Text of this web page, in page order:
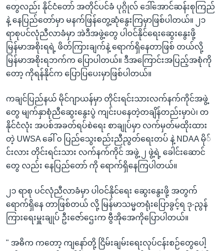
ကျော်
ရန်
တွေလည်း နိုင်ငံတော် အတိုင်ပင်ခံ ပုဂ္ဂိုလ် ဒေါ်အောင်ဆန်းစုကြည်
နဲ့ နေပြည်တော်မှာ မနက်ဖြန်တွေ့ဆုံနွေးကြမှာဖြစ်ပါတယ်။ ၂၁
ရာစုပင်လုံညီလာခံမှာ အဲဒီအဖွဲ့တွေ ပါဝင်နိုင်ရေးဆွေးနွေးဖို့
မြန်မာအစိုးရရဲ့ ဖိတ်ကြားချက်နဲ့ ရောက်ရှိနေတာဖြစ် တယ်လို့
မြန်မာအစိုးရဘက်က ပြောပါတယ်။ ဒီအကြောင်းအပြည့်အစုံကို
တော့ ကိုရန်နိုင်က ပြောပြပေးမှာဖြစ်ပါတယ်။
ကချင်ပြည်နယ် မိုင်ဂျာယန်မှာ တိုင်းရင်းသားလက်နက်ကိုင်အဖွဲ့
တွေ မျက်နှာစုံညီဆွေးနွေးပွဲ ကျင်းပနေတဲ့တချိန်တည်းမှာပဲ၊ တ
နိုင်ငံလုံး အပစ်အခတ်ရပ်စဲရေး စာချုပ်မှာ လက်မှတ်မထိုးထား
တဲ့ UWSA ခေါ် ၀ ပြည်သွေးစည်းညီညွတ်ရေးတပ် နဲ့ NDAA မို်
င်းလား တိုင်းရင်းသား လက်နက်ကိုင် အဖွဲ့ ၂ ဖွဲ့ရဲ့ ခေါင်းဆောင်
တွေ လည်း နေပြည်တော် ကို ရောက်ရှိနေကြပါတယ်။
၂၁ ရာစု ပင်လုံညီလာခံမှာ ပါဝင်နိုင်ရေး ဆွေးနွေးဖို့ အတွက်
ရောက်ရှိနေ တာဖြစ်တယ် လို့ မြန်မာသမ္မတရုံးပြောခွင့်ရ ဒု-ညွန်
ကြားရေးမှူးချုပ် ဦးဇော်ဌေးက ဗွီအိုအေကိုပြောပါတယ်။
" အဓိက ကတော့ ကျနော်တို့ ငြိမ်းချမ်းရေးလုပ်ငန်းစဉ်တွေပေါ့